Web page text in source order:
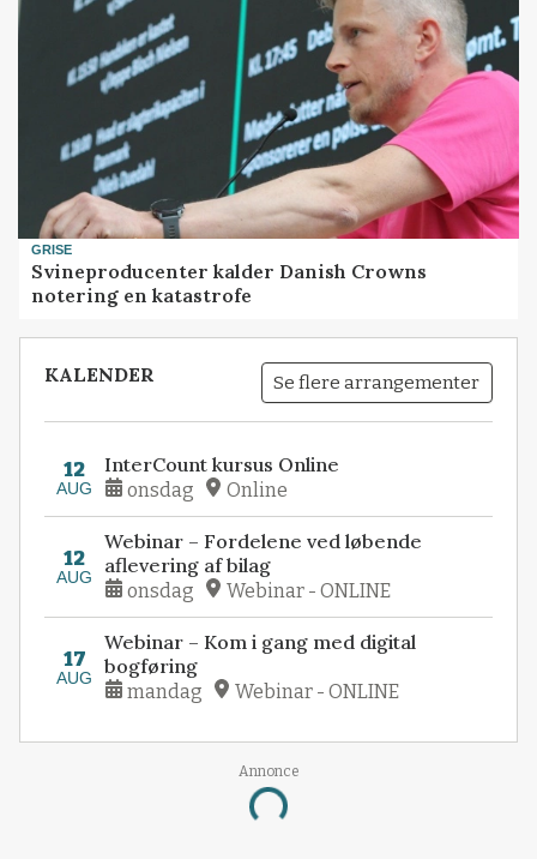
GRISE
Svineproducenter kalder Danish Crowns
notering en katastrofe
KALENDER Se flere arrangementer
12
AUG
InterCount kursus Online
onsdag Online
12
AUG
Webinar – Fordelene ved løbende
aflevering af bilag
onsdag Webinar - ONLINE
17
AUG
Webinar – Kom i gang med digital
bogføring
mandag Webinar - ONLINE
Annonce
Loading...